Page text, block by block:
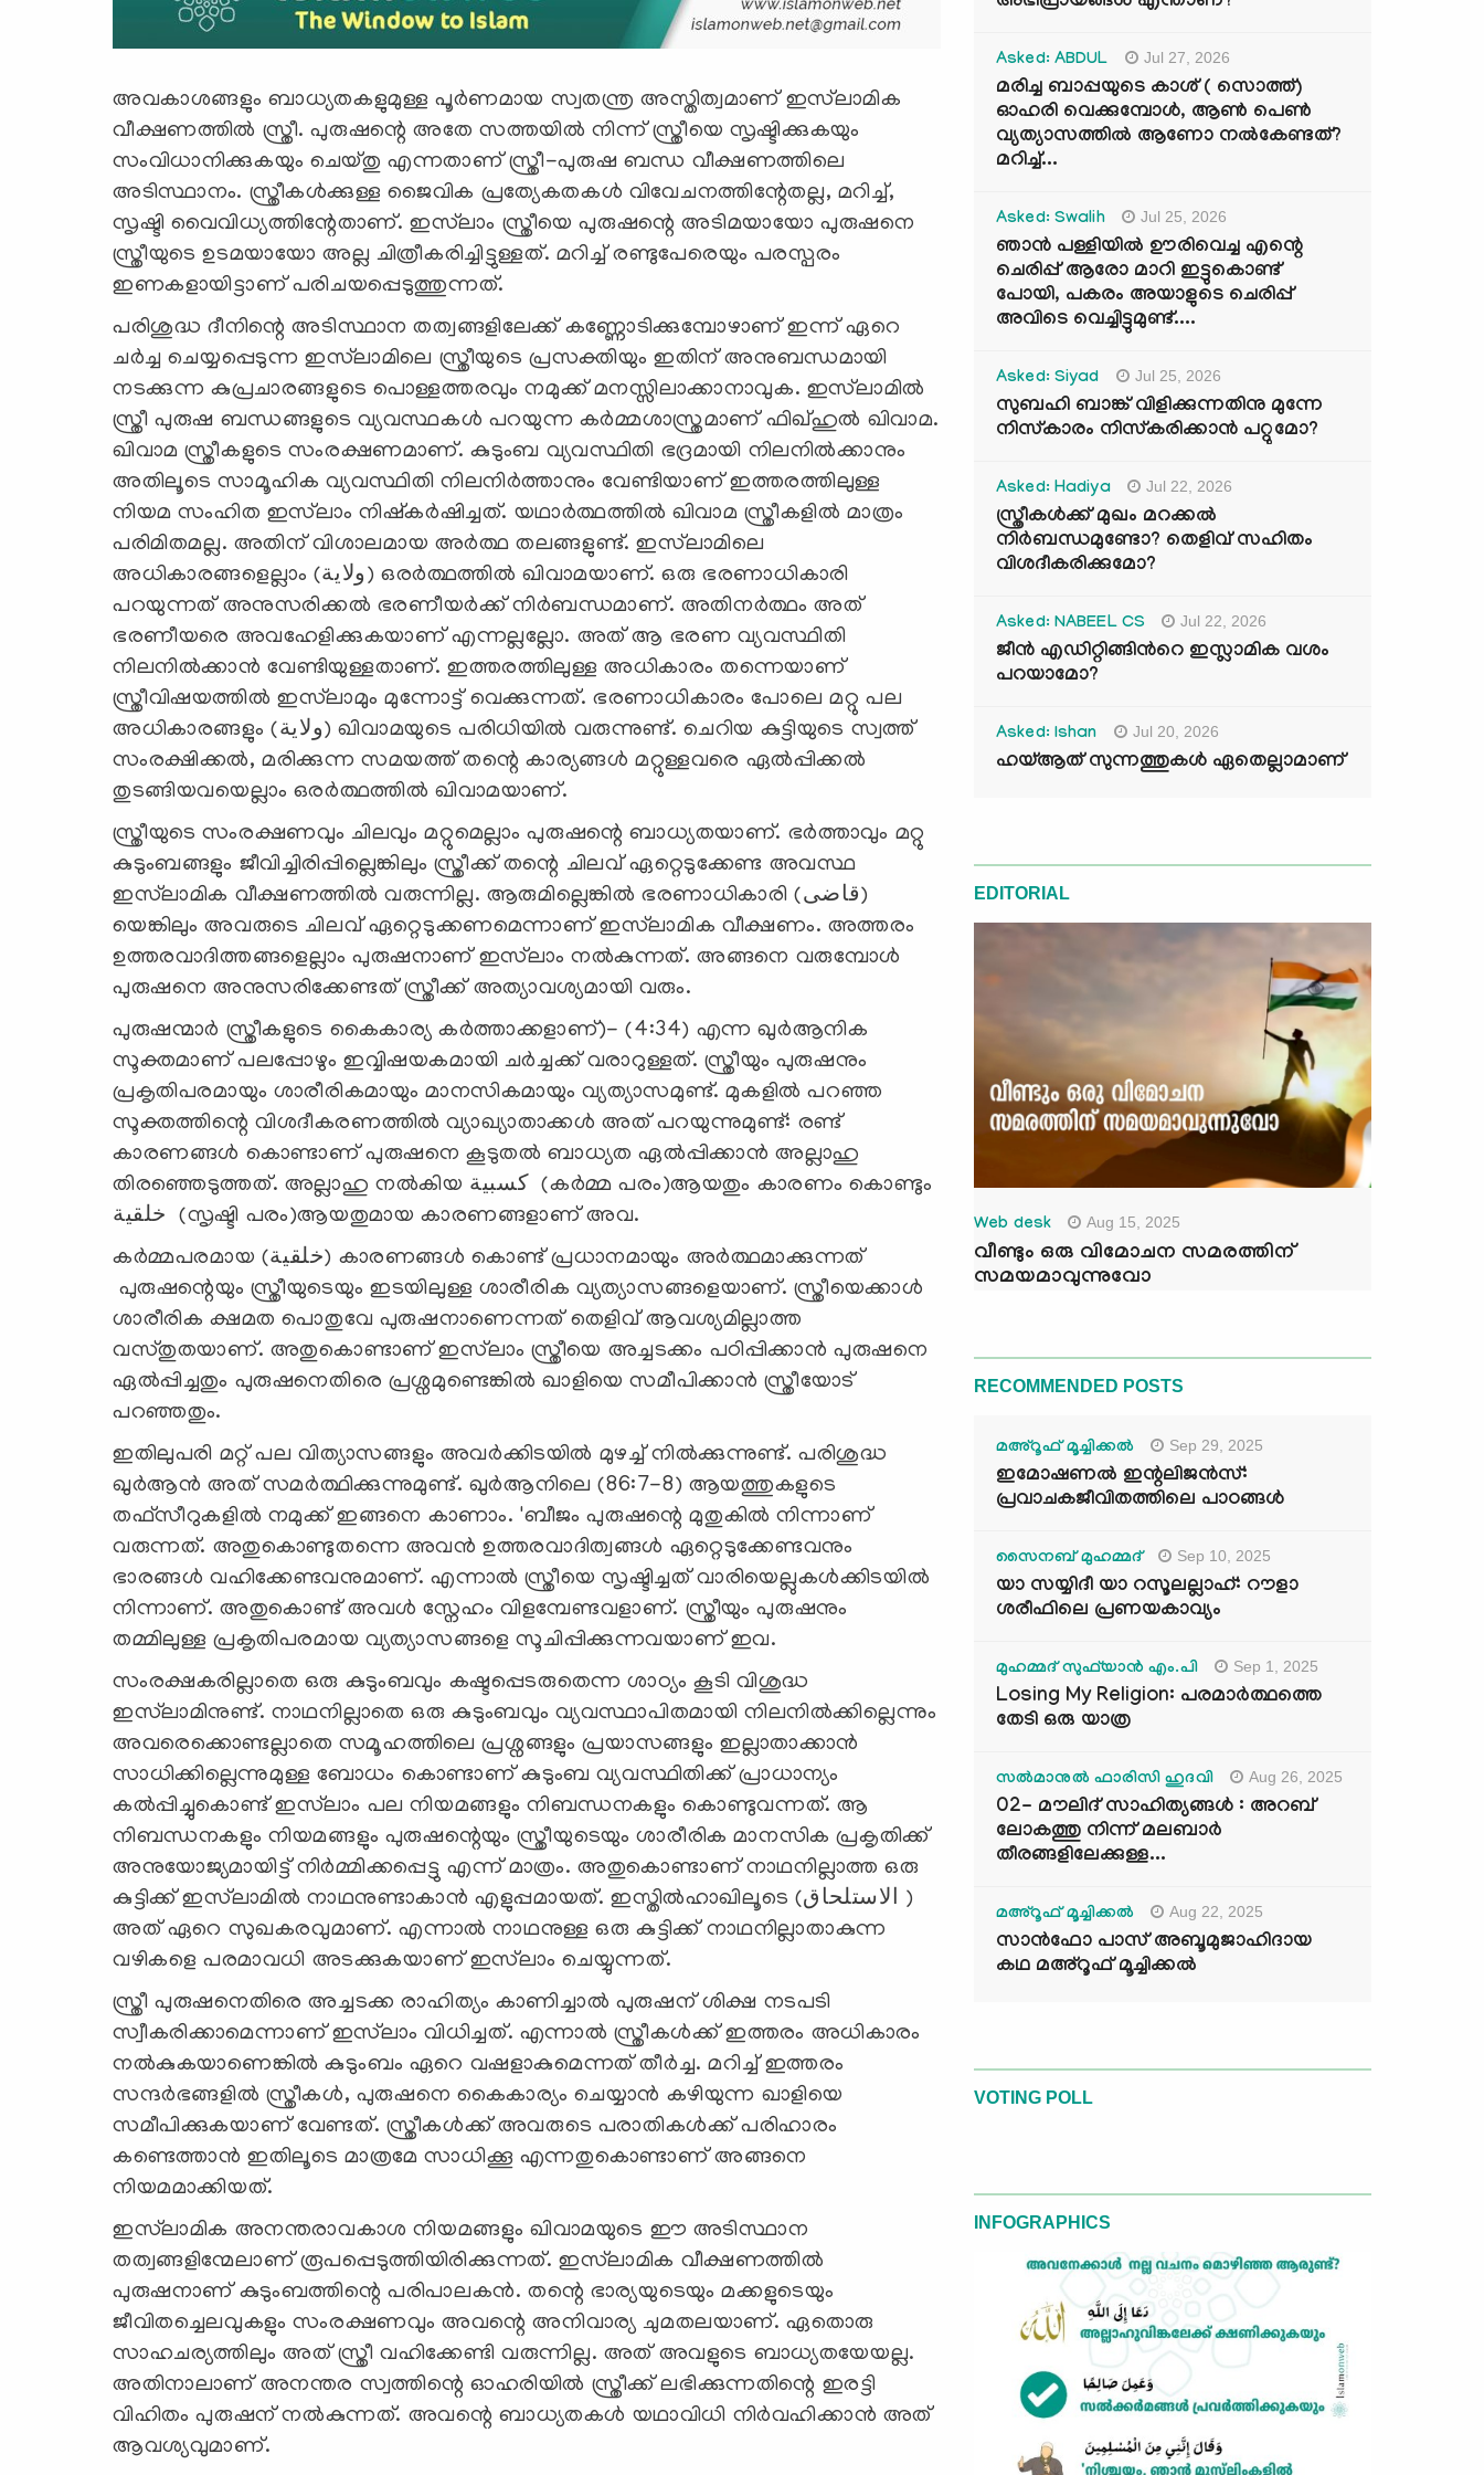
അവകാശങ്ങളും ബാധ്യതകളുമുള്ള പൂർണമായ സ്വതന്ത്ര അസ്തിത്വമാണ് ഇസ്‍ലാമിക
വീക്ഷണത്തിൽ സ്ത്രീ. പുരുഷന്റെ അതേ സത്തയിൽ നിന്ന് സ്ത്രീയെ സൃഷ്ടിക്കുകയും
സംവിധാനിക്കുകയും ചെയ്തു എന്നതാണ് സ്ത്രീ-പുരുഷ ബന്ധ വീക്ഷണത്തിലെ
അടിസ്ഥാനം. സ്ത്രീകൾക്കുള്ള ജൈവിക പ്രത്യേകതകൾ വിവേചനത്തിന്റേതല്ല, മറിച്ച്,
സൃഷ്ടി വൈവിധ്യത്തിന്റേതാണ്. ഇസ്‍ലാം സ്ത്രീയെ പുരുഷന്റെ അടിമയായോ പുരുഷനെ
സ്ത്രീയുടെ ഉടമയായോ അല്ല ചിത്രീകരിച്ചിട്ടുള്ളത്. മറിച്ച് രണ്ടുപേരെയും പരസ്പരം
ഇണകളായിട്ടാണ് പരിചയപ്പെടുത്തുന്നത്.
പരിശുദ്ധ ദീനിന്റെ അടിസ്ഥാന തത്വങ്ങളിലേക്ക് കണ്ണോടിക്കുമ്പോഴാണ് ഇന്ന് ഏറെ
ചർച്ച ചെയ്യപ്പെടുന്ന ഇസ്‍ലാമിലെ സ്ത്രീയുടെ പ്രസക്തിയും ഇതിന് അനുബന്ധമായി
നടക്കുന്ന കുപ്രചാരങ്ങളുടെ പൊള്ളത്തരവും നമുക്ക് മനസ്സിലാക്കാനാവുക. ഇസ്‍ലാമിൽ
സ്ത്രീ പുരുഷ ബന്ധങ്ങളുടെ വ്യവസ്ഥകൾ പറയുന്ന കർമ്മശാസ്ത്രമാണ് ഫിഖ്ഹുൽ ഖിവാമ.
ഖിവാമ സ്ത്രീകളുടെ സംരക്ഷണമാണ്. കുടുംബ വ്യവസ്ഥിതി ഭദ്രമായി നിലനിൽക്കാനും
അതിലൂടെ സാമൂഹിക വ്യവസ്ഥിതി നിലനിർത്താനും വേണ്ടിയാണ് ഇത്തരത്തിലുള്ള
നിയമ സംഹിത ഇസ്‍ലാം നിഷ്കർഷിച്ചത്. യഥാർത്ഥത്തിൽ ഖിവാമ സ്ത്രീകളിൽ മാത്രം
പരിമിതമല്ല. അതിന് വിശാലമായ അർത്ഥ തലങ്ങളുണ്ട്. ഇസ്‍ലാമിലെ
അധികാരങ്ങളെല്ലാം (ولاية) ഒരർത്ഥത്തിൽ ഖിവാമയാണ്. ഒരു ഭരണാധികാരി
പറയുന്നത് അനുസരിക്കൽ ഭരണീയർക്ക് നിർബന്ധമാണ്. അതിനർത്ഥം അത്
ഭരണീയരെ അവഹേളിക്കുകയാണ് എന്നല്ലല്ലോ. അത് ആ ഭരണ വ്യവസ്ഥിതി
നിലനിൽക്കാൻ വേണ്ടിയുള്ളതാണ്. ഇത്തരത്തിലുള്ള അധികാരം തന്നെയാണ്
സ്ത്രീവിഷയത്തിൽ ഇസ്‍ലാമും മുന്നോട്ട് വെക്കുന്നത്. ഭരണാധികാരം പോലെ മറ്റു പല
അധികാരങ്ങളും (ولاية) ഖിവാമയുടെ പരിധിയിൽ വരുന്നുണ്ട്. ചെറിയ കുട്ടിയുടെ സ്വത്ത്
സംരക്ഷിക്കൽ, മരിക്കുന്ന സമയത്ത് തന്റെ കാര്യങ്ങൾ മറ്റുള്ളവരെ ഏൽപ്പിക്കൽ
തുടങ്ങിയവയെല്ലാം ഒരർത്ഥത്തിൽ ഖിവാമയാണ്.
സ്ത്രീയുടെ സംരക്ഷണവും ചിലവും മറ്റുമെല്ലാം പുരുഷന്റെ ബാധ്യതയാണ്. ഭർത്താവും മറ്റു
കുടുംബങ്ങളും ജീവിച്ചിരിപ്പില്ലെങ്കിലും സ്ത്രീക്ക് തന്റെ ചിലവ് ഏറ്റെടുക്കേണ്ട അവസ്ഥ
ഇസ്‍ലാമിക വീക്ഷണത്തിൽ വരുന്നില്ല. ആരുമില്ലെങ്കിൽ ഭരണാധികാരി (قاضى)
യെങ്കിലും അവരുടെ ചിലവ് ഏറ്റെടുക്കണമെന്നാണ് ഇസ്‍ലാമിക വീക്ഷണം. അത്തരം
ഉത്തരവാദിത്തങ്ങളെല്ലാം പുരുഷനാണ് ഇസ്‍ലാം നൽകുന്നത്. അങ്ങനെ വരുമ്പോൾ
പുരുഷനെ അനുസരിക്കേണ്ടത് സ്ത്രീക്ക് അത്യാവശ്യമായി വരും.
പുരുഷന്മാർ സ്ത്രീകളുടെ കൈകാര്യ കർത്താക്കളാണ്)- (4:34) എന്ന ഖുർആനിക
സൂക്തമാണ് പലപ്പോഴും ഇവ്വിഷയകമായി ചര്‍ച്ചക്ക് വരാറുള്ളത്. സ്ത്രീയും പുരുഷനും
പ്രകൃതിപരമായും ശാരീരികമായും മാനസികമായും വ്യത്യാസമുണ്ട്. മുകളിൽ പറഞ്ഞ
സൂക്തത്തിന്റെ വിശദീകരണത്തിൽ വ്യാഖ്യാതാക്കള്‍ അത് പറയുന്നുമുണ്ട്: രണ്ട്
കാരണങ്ങൾ കൊണ്ടാണ് പുരുഷനെ കൂടുതൽ ബാധ്യത ഏൽപ്പിക്കാൻ അല്ലാഹു
തിരഞ്ഞെടുത്തത്. അല്ലാഹു നൽകിയ كسبية (കർമ്മ പരം)ആയതും കാരണം കൊണ്ടും
خلقية (സൃഷ്ടി പരം)ആയതുമായ കാരണങ്ങളാണ് അവ.
കർമ്മപരമായ (خلقية) കാരണങ്ങൾ കൊണ്ട് പ്രധാനമായും അർത്ഥമാക്കുന്നത്
പുരുഷന്റെയും സ്ത്രീയുടെയും ഇടയിലുള്ള ശാരീരിക വ്യത്യാസങ്ങളെയാണ്. സ്ത്രീയെക്കാൾ
ശാരീരിക ക്ഷമത പൊതുവേ പുരുഷനാണെന്നത് തെളിവ് ആവശ്യമില്ലാത്ത
വസ്തുതയാണ്. അതുകൊണ്ടാണ് ഇസ്‍ലാം സ്ത്രീയെ അച്ചടക്കം പഠിപ്പിക്കാൻ പുരുഷനെ
ഏൽപ്പിച്ചതും പുരുഷനെതിരെ പ്രശ്നമുണ്ടെങ്കിൽ ഖാളിയെ സമീപിക്കാൻ സ്ത്രീയോട്
പറഞ്ഞതും.
ഇതിലുപരി മറ്റ് പല വിത്യാസങ്ങളും അവർക്കിടയിൽ മുഴച്ച് നിൽക്കുന്നുണ്ട്. പരിശുദ്ധ
ഖുർആൻ അത് സമർത്ഥിക്കുന്നുമുണ്ട്. ഖുർആനിലെ (86:7-8) ആയത്തുകളുടെ
തഫ്സീറുകളിൽ നമുക്ക് ഇങ്ങനെ കാണാം. 'ബീജം പുരുഷന്റെ മുതുകിൽ നിന്നാണ്
വരുന്നത്. അതുകൊണ്ടുതന്നെ അവൻ ഉത്തരവാദിത്വങ്ങൾ ഏറ്റെടുക്കേണ്ടവനും
ഭാരങ്ങൾ വഹിക്കേണ്ടവനുമാണ്. എന്നാൽ സ്ത്രീയെ സൃഷ്ടിച്ചത് വാരിയെല്ലുകൾക്കിടയിൽ
നിന്നാണ്. അതുകൊണ്ട് അവൾ സ്നേഹം വിളമ്പേണ്ടവളാണ്. സ്ത്രീയും പുരുഷനും
തമ്മിലുള്ള പ്രകൃതിപരമായ വ്യത്യാസങ്ങളെ സൂചിപ്പിക്കുന്നവയാണ് ഇവ.
സംരക്ഷകരില്ലാതെ ഒരു കുടുംബവും കഷ്ടപ്പെടരുതെന്ന ശാഠ്യം കൂടി വിശുദ്ധ
ഇസ്‍ലാമിനുണ്ട്. നാഥനില്ലാതെ ഒരു കുടുംബവും വ്യവസ്ഥാപിതമായി നിലനിൽക്കില്ലെന്നും
അവരെക്കൊണ്ടല്ലാതെ സമൂഹത്തിലെ പ്രശ്നങ്ങളും പ്രയാസങ്ങളും ഇല്ലാതാക്കാൻ
സാധിക്കില്ലെന്നുമുള്ള ബോധം കൊണ്ടാണ് കുടുംബ വ്യവസ്ഥിതിക്ക് പ്രാധാന്യം
കൽപ്പിച്ചുകൊണ്ട് ഇസ്‍ലാം പല നിയമങ്ങളും നിബന്ധനകളും കൊണ്ടുവന്നത്. ആ
നിബന്ധനകളും നിയമങ്ങളും പുരുഷന്റെയും സ്ത്രീയുടെയും ശാരീരിക മാനസിക പ്രകൃതിക്ക്
അനുയോജ്യമായിട്ട് നിർമ്മിക്കപ്പെട്ടു എന്ന് മാത്രം. അതുകൊണ്ടാണ് നാഥനില്ലാത്ത ഒരു
കുട്ടിക്ക് ഇസ്‍ലാമിൽ നാഥനുണ്ടാകാൻ എളുപ്പമായത്. ഇസ്തിൽഹാഖിലൂടെ (الاستلحاق )
അത് ഏറെ സുഖകരവുമാണ്. എന്നാൽ നാഥനുള്ള ഒരു കുട്ടിക്ക് നാഥനില്ലാതാകുന്ന
വഴികളെ പരമാവധി അടക്കുകയാണ് ഇസ്‍ലാം ചെയ്യുന്നത്.
സ്ത്രീ പുരുഷനെതിരെ അച്ചടക്ക രാഹിത്യം കാണിച്ചാൽ പുരുഷന് ശിക്ഷ നടപടി
സ്വീകരിക്കാമെന്നാണ് ഇസ്‍ലാം വിധിച്ചത്. എന്നാൽ സ്ത്രീകൾക്ക് ഇത്തരം അധികാരം
നൽകുകയാണെങ്കിൽ കുടുംബം ഏറെ വഷളാകുമെന്നത് തീർച്ച. മറിച്ച് ഇത്തരം
സന്ദർഭങ്ങളിൽ സ്ത്രീകൾ, പുരുഷനെ കൈകാര്യം ചെയ്യാൻ കഴിയുന്ന ഖാളിയെ
സമീപിക്കുകയാണ് വേണ്ടത്. സ്ത്രീകൾക്ക് അവരുടെ പരാതികൾക്ക് പരിഹാരം
കണ്ടെത്താൻ ഇതിലൂടെ മാത്രമേ സാധിക്കൂ എന്നതുകൊണ്ടാണ് അങ്ങനെ
നിയമമാക്കിയത്.
ഇസ്‍ലാമിക അനന്തരാവകാശ നിയമങ്ങളും ഖിവാമയുടെ ഈ അടിസ്ഥാന
തത്വങ്ങളിന്മേലാണ് രൂപപ്പെടുത്തിയിരിക്കുന്നത്. ഇസ്‍ലാമിക വീക്ഷണത്തിൽ
പുരുഷനാണ് കുടുംബത്തിന്റെ പരിപാലകൻ. തന്റെ ഭാര്യയുടെയും മക്കളുടെയും
ജീവിതച്ചെലവുകളും സംരക്ഷണവും അവന്റെ അനിവാര്യ ചുമതലയാണ്. ഏതൊരു
സാഹചര്യത്തിലും അത് സ്ത്രീ വഹിക്കേണ്ടി വരുന്നില്ല. അത് അവളുടെ ബാധ്യതയേയല്ല.
അതിനാലാണ് അനന്തര സ്വത്തിന്റെ ഓഹരിയിൽ സ്ത്രീക്ക് ലഭിക്കുന്നതിന്റെ ഇരട്ടി
വിഹിതം പുരുഷന് നൽകുന്നത്. അവന്റെ ബാധ്യതകൾ യഥാവിധി നിർവഹിക്കാൻ അത്
ആവശ്യവുമാണ്.
Asked: ABDUL Jul 27, 2026
മരിച്ച ബാപ്പയുടെ കാശ് ( സൊത്ത്)
ഓഹരി വെക്കുമ്പോൾ, ആണ്‍ പെണ്‍
വ്യത്യാസത്തില്‍ ആണോ നല്‍കേണ്ടത്?
മറിച്ച്...
Asked: Swalih Jul 25, 2026
ഞാൻ പള്ളിയിൽ ഊരിവെച്ച എന്റെ
ചെരിപ്പ് ആരോ മാറി ഇട്ടുകൊണ്ട്
പോയി, പകരം അയാളുടെ ചെരിപ്പ്
അവിടെ വെച്ചിട്ടുമുണ്ട്....
Asked: Siyad Jul 25, 2026
സുബഹി ബാങ്ക് വിളിക്കുന്നതിനു മുന്നേ
നിസ്കാരം നിസ്കരിക്കാൻ പറ്റുമോ?
Asked: Hadiya Jul 22, 2026
സ്ത്രീകൾക്ക് മുഖം മറക്കൽ
നിർബന്ധമുണ്ടോ? തെളിവ് സഹിതം
വിശദീകരിക്കുമോ?
Asked: NABEEL CS Jul 22, 2026
ജീൻ എഡിറ്റിങ്ങിന്‍റെ ഇസ്ലാമിക വശം
പറയാമോ?
Asked: Ishan Jul 20, 2026
ഹയ്ആത് സുന്നത്തുകൾ ഏതെല്ലാമാണ്
EDITORIAL
Web desk Aug 15, 2025
വീണ്ടും ഒരു വിമോചന സമരത്തിന്
സമയമാവുന്നുവോ
RECOMMENDED POSTS
മഅ്റൂഫ് മൂച്ചിക്കല്‍ Sep 29, 2025
ഇമോഷണൽ ഇന്റലിജൻസ്:
പ്രവാചകജീവിതത്തിലെ പാഠങ്ങൾ
സൈനബ് മുഹമ്മദ് Sep 10, 2025
യാ സയ്യിദീ യാ റസൂലല്ലാഹ്: റൗളാ
ശരീഫിലെ പ്രണയകാവ്യം
മുഹമ്മദ് സുഫ്‌യാൻ എം.പി Sep 1, 2025
Losing My Religion: പരമാർത്ഥത്തെ
തേടി ഒരു യാത്ര
സൽമാനുൽ ഫാരിസി ഹുദവി Aug 26, 2025
02- മൗലിദ് സാഹിത്യങ്ങൾ : അറബ്
ലോകത്തു നിന്ന് മലബാർ
തീരങ്ങളിലേക്കുള്ള...
മഅ്റൂഫ് മൂച്ചിക്കല്‍ Aug 22, 2025
സാൻഫോ പാസ് അബൂമുജാഹിദായ
കഥ മഅ്റൂഫ് മൂച്ചിക്കല്‍
VOTING POLL
INFOGRAPHICS